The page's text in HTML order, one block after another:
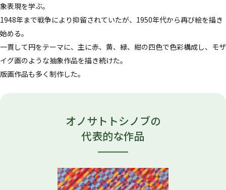
象表現を学ぶ。
1948年まで戦争により抑留されていたが、1950年代から再び絵を描き
始める。
一貫して円をテーマに、主に赤、黄、緑、紺の四色で色彩構成し、モザ
イグ画のような抽象作品を描き続けた。
版画作品も多く制作した。
オノサトトシノブの
代表的な作品